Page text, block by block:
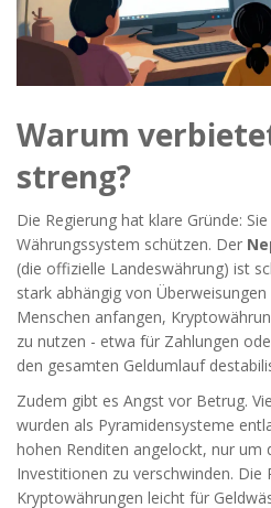
Warum
streng?
Die Regierung hat klare Gründe:
Währungssystem schützen. Der
(die offizielle Landeswährung) ist
stark abhängig von
Menschen anfangen,
zu nutzen - etwa für Zahlungen
den gesamten Geldumlauf
Zudem gibt es Angst vor Betrug.
wurden als Pyramidensysteme
hohen Renditen angelockt, nur um
Investitionen zu verschwinden. Die
Kryptowährungen leicht für